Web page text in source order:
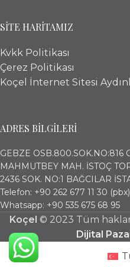
SİTE HARİTAMIZ
Kvkk Politikası
Çerez Politikası
Koçel İnternet Sitesi
ADRES BİLGİLERİ
GEBZE OSB.800.SOK.NO:816
MAHMUTBEY MAH. İSTOÇ
2436 SOK. NO:1 BAĞCILAR
Telefon: +90 262 677 11 30 (pbx)
Whatsapp: +90 535 675 68 95
Koçel © 2023 Tüm
Dijital